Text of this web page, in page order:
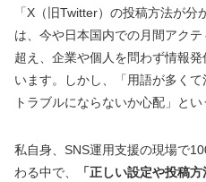
「X（旧Twitter）の投稿方法が
は、今や日本国内での月間アク
超え、企業や個人を問わず情報
います。しかし、「用語が多く
トラブルにならないか心配」とい
私自身、SNS運用支援の現場で
わる中で、
「正しい設定や投稿